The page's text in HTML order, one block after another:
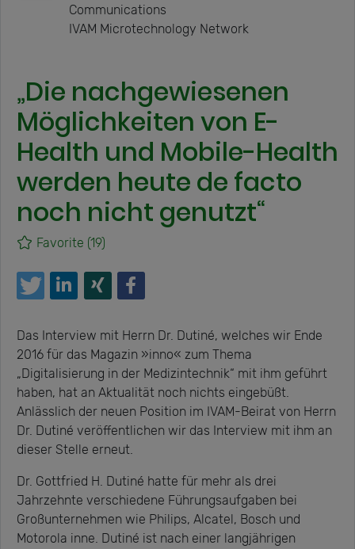
Communications
IVAM Microtechnology Network
„Die nachgewiesenen
Möglichkeiten von E-
Health und Mobile-Health
werden heute de facto
noch nicht genutzt“
Favorite (19)
Das Interview mit Herrn Dr. Dutiné, welches wir Ende
2016 für das Magazin »inno« zum Thema
„Digitalisierung in der Medizintechnik“ mit ihm geführt
haben, hat an Aktualität noch nichts eingebüßt.
Anlässlich der neuen Position im IVAM-Beirat von Herrn
Dr. Dutiné veröffentlichen wir das Interview mit ihm an
dieser Stelle erneut.
Dr. Gottfried H. Dutiné hatte für mehr als drei
Jahrzehnte verschiedene Führungsaufgaben bei
Großunternehmen wie Philips, Alcatel, Bosch und
Motorola inne. Dutiné ist nach einer langjährigen